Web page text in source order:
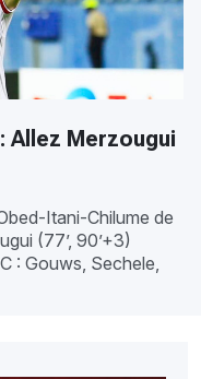
Allez Merzougui
Itani-Chilume de